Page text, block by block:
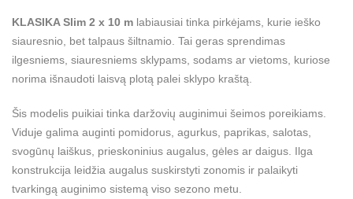
KLASIKA Slim 2 x 10 m labiausiai tinka pirkėjams, kurie ieško
siauresnio, bet talpaus šiltnamio. Tai geras sprendimas
ilgesniems, siauresniems sklypams, sodams ar vietoms, kuriose
norima išnaudoti laisvą plotą palei sklypo kraštą.
Šis modelis puikiai tinka daržovių auginimui šeimos poreikiams.
Viduje galima auginti pomidorus, agurkus, paprikas, salotas,
svogūnų laiškus, prieskoninius augalus, gėles ar daigus. Ilga
konstrukcija leidžia augalus suskirstyti zonomis ir palaikyti
tvarkingą auginimo sistemą viso sezono metu.